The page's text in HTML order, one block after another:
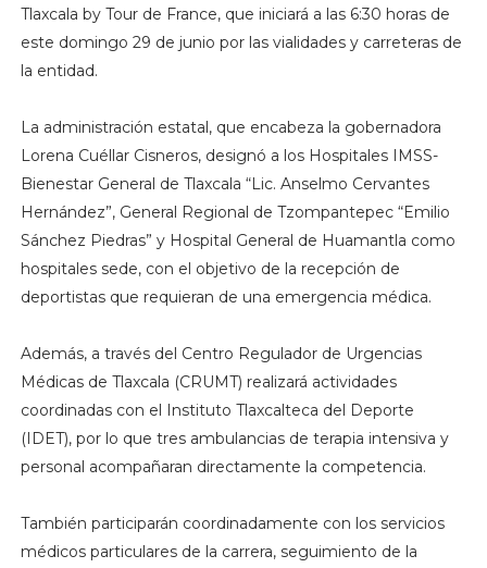
Tlaxcala by Tour de France, que iniciará a las 6:30 horas de
este domingo 29 de junio por las vialidades y carreteras de
la entidad.
La administración estatal, que encabeza la gobernadora
Lorena Cuéllar Cisneros, designó a los Hospitales IMSS-
Bienestar General de Tlaxcala “Lic. Anselmo Cervantes
Hernández”, General Regional de Tzompantepec “Emilio
Sánchez Piedras” y Hospital General de Huamantla como
hospitales sede, con el objetivo de la recepción de
deportistas que requieran de una emergencia médica.
Además, a través del Centro Regulador de Urgencias
Médicas de Tlaxcala (CRUMT) realizará actividades
coordinadas con el Instituto Tlaxcalteca del Deporte
(IDET), por lo que tres ambulancias de terapia intensiva y
personal acompañaran directamente la competencia.
También participarán coordinadamente con los servicios
médicos particulares de la carrera, seguimiento de la